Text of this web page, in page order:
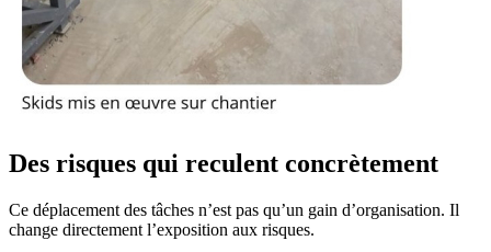
Des risques qui reculent concrètement
Ce déplacement des tâches n’est pas qu’un gain d’organisation. Il
change directement l’exposition aux risques.